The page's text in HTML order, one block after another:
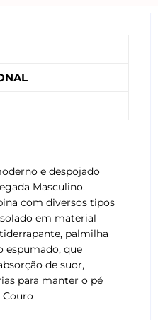
e despojado
Masculino.
com diversos tipos
em material
palmilha
espumado, que
de suor,
para manter o pé
Couro